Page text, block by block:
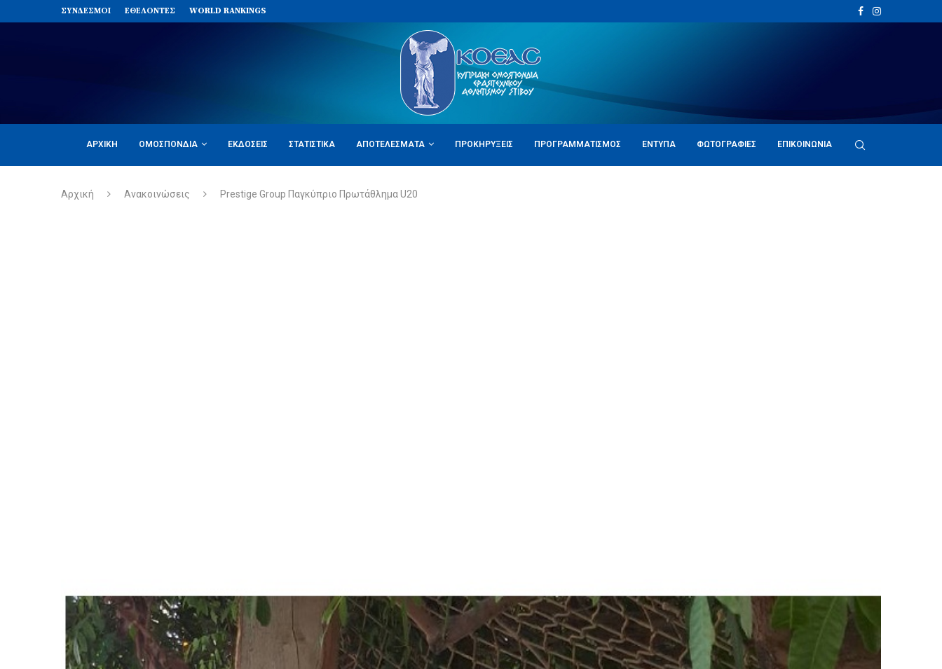
ΣΥΝΔΈΣΜΟΙ ΕΘΕΛΟΝΤΈΣ WORLD RANKINGS
ΑΡΧΙΚΉ ΟΜΟΣΠΟΝΔΊΑ ΕΚΔΌΣΕΙΣ ΣΤΑΤΙΣΤΙΚΆ ΑΠΟΤΕΛΈΣΜΑΤΑ ΠΡΟΚΗΡΎΞΕΙΣ ΠΡΟΓΡΑΜΜΑΤΙΣΜΌΣ ΈΝΤΥΠΑ ΦΩΤΟΓΡΑΦΊΕΣ ΕΠΙΚΟΙΝΩΝΊΑ
Αρχική Ανακοινώσεις Prestige Group Παγκύπριο Πρωτάθλημα U20